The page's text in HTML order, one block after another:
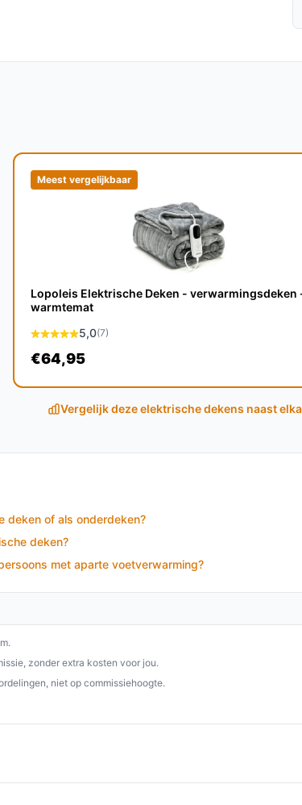
een zachte en ademende ervaring.
levensduur van enkele jaren bij normaal
dekens?
unieke kenmerken die deze deken
Kies bewust wat
Meest vergelijkbaar
Lopoleis Elektrische Deken - verwarmingsdeken
warmtemat
5,0(7)
€64,95
Vergelijk deze elektrische dekens naast
deken of als onderdeken?
deken?
met aparte voetverwarming?
zonder extra kosten voor jou.
niet op commissiehoogte.